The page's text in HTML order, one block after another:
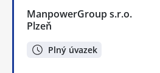
ManpowerGroup s.r.o.
Plzeň
Plný úvazek